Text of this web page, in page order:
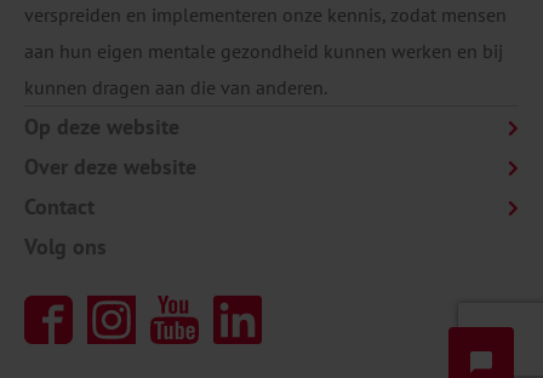
verspreiden en implementeren onze kennis, zodat mensen
aan hun eigen mentale gezondheid kunnen werken en bij
kunnen dragen aan die van anderen.
Op deze website
Over deze website
Contact
Volg ons